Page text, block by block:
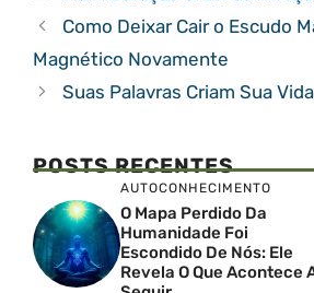
Como Deixar Cair o Escudo
Magnético Novamente
Suas Palavras Criam Sua Vida
POSTS RECENTES
AUTOCONHECIMENTO
O Mapa Perdido Da
Humanidade Foi
Escondido De Nós: Ele
Revela O Que Acontece